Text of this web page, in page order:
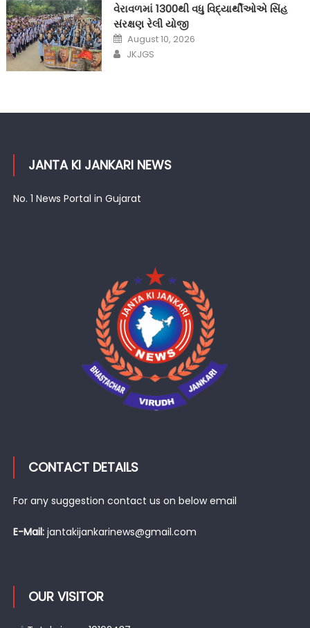
વેરાવળમાં 1300થી વધુ વિદ્યાર્થીઓએ સિંહ
સંરક્ષણ રેલી યોજી
Posted
on
August 10, 2026
Author
JKJGS
JANTA KI JANKARI NEWS
No. 1 News Portal in Gujarat
CONTACT DETAILS
For any suggestion contact us on below email
E-Mail: jantakijankarinews@gmail.com
OUR VISITOR